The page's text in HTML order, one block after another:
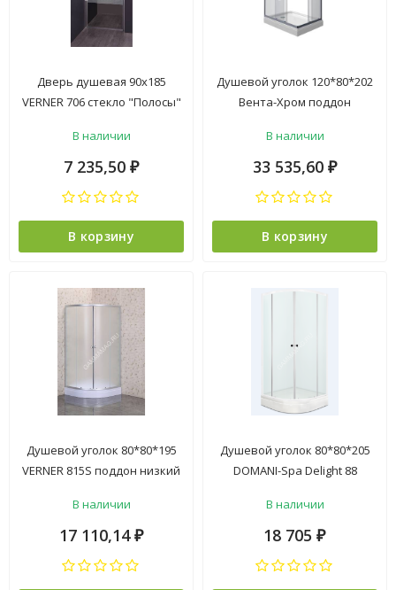
Дверь душевая 90х185
VERNER 706 стекло "Полосы"
В наличии
7 235,50 ₽
В корзину
Душевой уголок 120*80*202
Вента-Хром поддон
Белый (2места+сифон D90мм)
В наличии
33 535,60 ₽
В корзину
Душевой уголок 80*80*195
VERNER 815S поддон низкий
В наличии
17 110,14 ₽
Душевой уголок 80*80*205
DOMANI-Spa Delight 88
матовое стекло 2уп *1
В наличии
18 705 ₽